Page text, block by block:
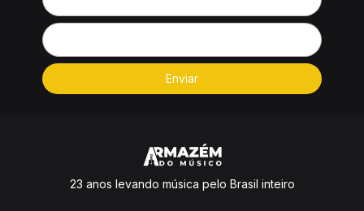
23 anos levando música pelo Brasil inteiro